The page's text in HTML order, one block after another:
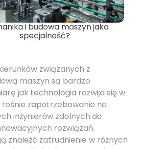
i budowa maszyn jaka
specjalność?
związanych z
maszyn są bardzo
jak technologia rozwija się w
zapotrzebowanie na
inżynierów zdolnych do
rozwiązań.
znaleźć zatrudnienie w różnych